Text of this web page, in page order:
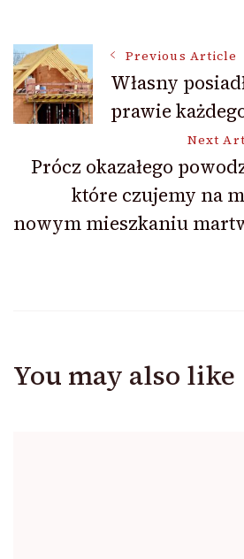
Post
Navigation
Previous Article
Własny
prawie
Next
Prócz okazałego
które czujemy na
nowym mieszkaniu
You may also like